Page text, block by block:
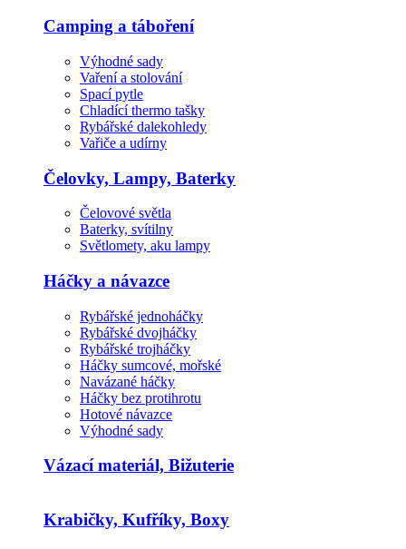
Camping a táboření
Výhodné sady
Vaření a stolování
Spací pytle
Chladící thermo tašky
Rybářské dalekohledy
Vařiče a udírny
Čelovky, Lampy, Baterky
Čelovové světla
Baterky, svítilny
Světlomety, aku lampy
Háčky a návazce
Rybářské jednoháčky
Rybářské dvojháčky
Rybářské trojháčky
Háčky sumcové, mořské
Navázané háčky
Háčky bez protihrotu
Hotové návazce
Výhodné sady
Vázací materiál, Bižuterie
Krabičky, Kufříky, Boxy